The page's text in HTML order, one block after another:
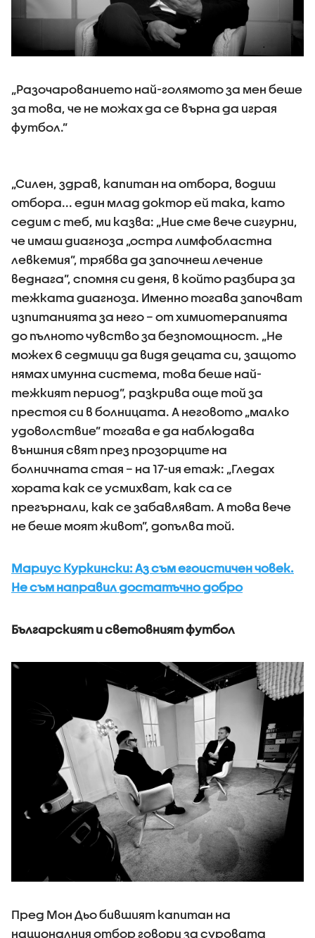
„Разочарованието най-голямото за мен беше
за това, че не можах да се върна да играя
футбол.”
„Силен, здрав, капитан на отбора, водиш
отбора... един млад доктор ей така, като
седим с теб, ми казва: „Ние сме вече сигурни,
че имаш диагноза „остра лимфобластна
левкемия”, трябва да започнеш лечение
веднага”, спомня си деня, в който разбира за
тежката диагноза. Именно тогава започват
изпитанията за него – от химиотерапията
до пълното чувство за безпомощност. „Не
можех 6 седмици да видя децата си, защото
нямах имунна система, това беше най-
тежкият период”, разкрива още той за
престоя си в болницата. А неговото „малко
удоволствие” тогава е да наблюдава
външния свят през прозорците на
болничната стая – на 17-ия етаж: „Гледах
хората как се усмихват, как са се
прегърнали, как се забавляват. А това вече
не беше моят живот”, допълва той.
Мариус Куркински: Аз съм егоистичен човек.
Не съм направил достатъчно добро
Българският и световният футбол
Пред Мон Дьо бившият капитан на
националния отбор говори за суровата